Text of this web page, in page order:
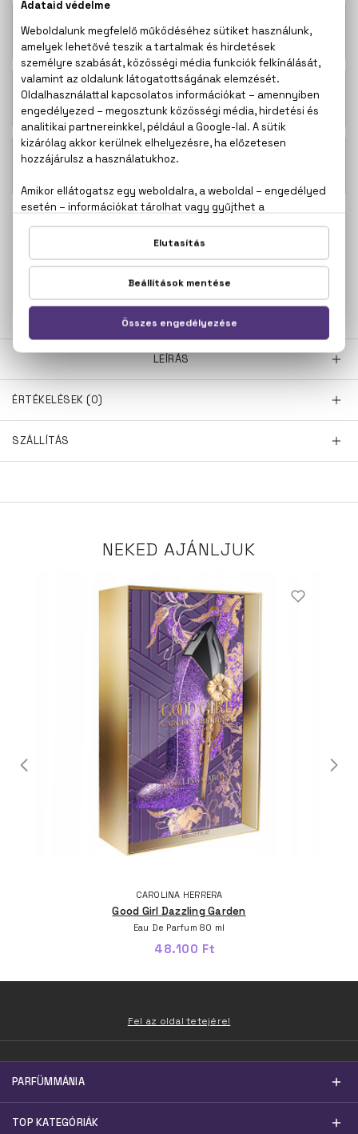
Good Girl Eau De Parfum Mini 7 ml 12.400 Ft
Good Girl Eau De Parfum
23.500 Ft -
Good Girl Eau De Parfum Szett 80+10
100% eredeti termékek,
14 napos visszaküldési
LEÍRÁS
ÉRTÉKELÉSEK (0)
SZÁLLÍTÁS
NEKED AJÁNLJUK
CAROLINA HERRERA
Good Girl Dazzling Garden
Eau De Parfum 80 ml
48.100 Ft
Fel az oldal tetejére!
PARFÜMMÁNIA
TOP KATEGÓRIÁK